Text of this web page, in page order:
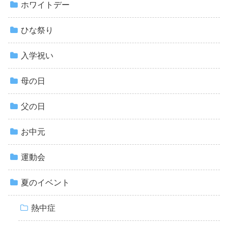
ホワイトデー
ひな祭り
入学祝い
母の日
父の日
お中元
運動会
夏のイベント
熱中症